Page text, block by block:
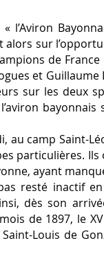
l’Aviron
sur
de
et
sur les deux
camp Saint-
particulières.
ayant
resté inactif
dès son
de 1897, le
Louis de